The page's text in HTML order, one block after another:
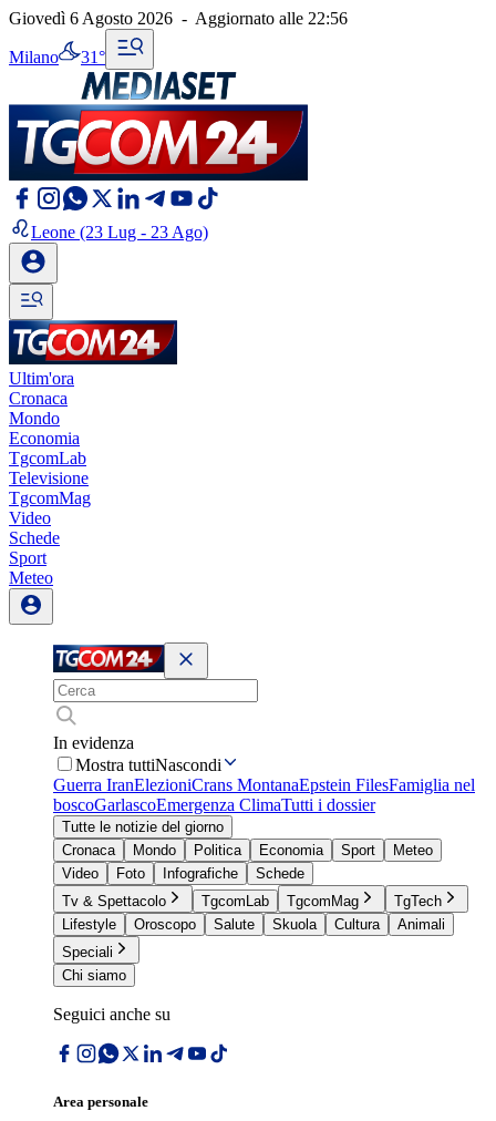
Giovedì 6 Agosto 2026 - Aggiornato alle 22:56
Milano 31°
Leone (23 Lug - 23 Ago)
Ultim'ora
Cronaca
Mondo
Economia
TgcomLab
Televisione
TgcomMag
Video
Schede
Sport
Meteo
In evidenza
Mostra tuttiNascondi
Guerra IranElezioniCrans MontanaEpstein FilesFamiglia nel
boscoGarlascoEmergenza ClimaTutti i dossier
Tutte le notizie del giorno
Cronaca
Mondo Politica Economia Sport
Meteo
Video
Foto Infografiche
Schede
Tv & Spettacolo
TgcomLab TgcomMag
TgTech
Lifestyle
Oroscopo Salute Skuola Cultura
Animali
Speciali
Chi siamo
Seguici anche su
Area personale